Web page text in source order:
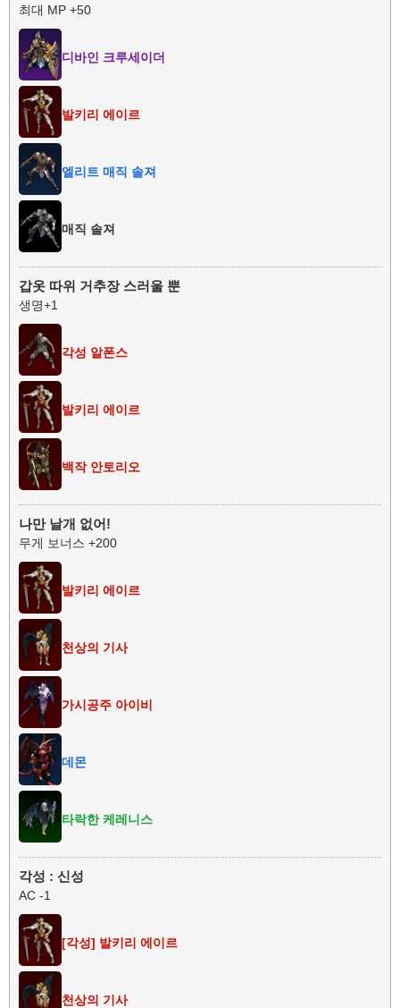
최대 MP +50
디바인 크루세이더
발키리 에이르
엘리트 매직 솔져
매직 솔져
갑옷 따위 거추장 스러울 뿐
생명+1
각성 알폰스
발키리 에이르
백작 안토리오
나만 날개 없어!
무게 보너스 +200
발키리 에이르
천상의 기사
가시공주 아이비
데몬
타락한 케레니스
각성 : 신성
AC -1
[각성] 발키리 에이르
천상의 기사